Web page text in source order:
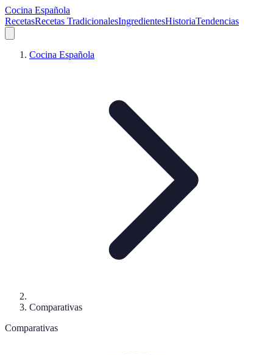
Cocina Española
RecetasRecetas TradicionalesIngredientesHistoriaTendencias
Cocina Española
Comparativas
Comparativas